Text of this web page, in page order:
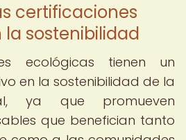
certificaciones
sostenibilidad
ecológicas tienen un
en la sostenibilidad de la
ya que promueven
que benefician tanto